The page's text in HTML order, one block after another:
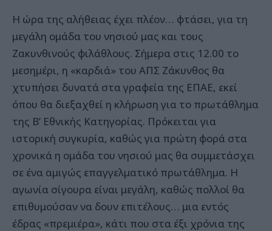
Η ώρα της αλήθειας έχει πλέον… φτάσει, για τη
μεγάλη ομάδα του νησιού μας και τους
Ζακυνθινούς φιλάθλους. Σήμερα στις 12.00 το
μεσημέρι, η «καρδιά» του ΑΠΣ Ζάκυνθος θα
χτυπήσει δυνατά στα γραφεία της ΕΠΑΕ, εκεί
όπου θα διεξαχθεί η κλήρωση για το πρωτάθλημα
της Β’ Εθνικής Κατηγορίας. Πρόκειται για
ιστορική συγκυρία, καθώς για πρώτη φορά στα
χρονικά η ομάδα του νησιού μας θα συμμετάσχει
σε ένα αμιγώς επαγγελματικό πρωτάθλημα. Η
αγωνία σίγουρα είναι μεγάλη, καθώς πολλοί θα
επιθυμούσαν να δουν επιτέλους… μια εντός
έδρας «πρεμιέρα», κάτι που στα έξι χρόνια της